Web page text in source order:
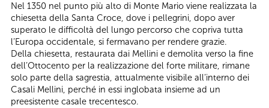
Nel 1350 nel punto più alto di Monte Mario viene realizzata la
chiesetta della Santa Croce, dove i pellegrini, dopo aver
superato le difficoltà del lungo percorso che copriva tutta
l’Europa occidentale, si fermavano per rendere grazie.
Della chiesetta, restaurata dai Mellini e demolita verso la fine
dell’Ottocento per la realizzazione del forte militare, rimane
solo parte della sagrestia, attualmente visibile all’interno dei
Casali Mellini, perché in essi inglobata insieme ad un
preesistente casale trecentesco.